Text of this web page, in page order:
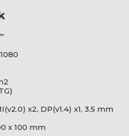
x2, DP(v1.4) x1, 3.5 mm
x 100 mm